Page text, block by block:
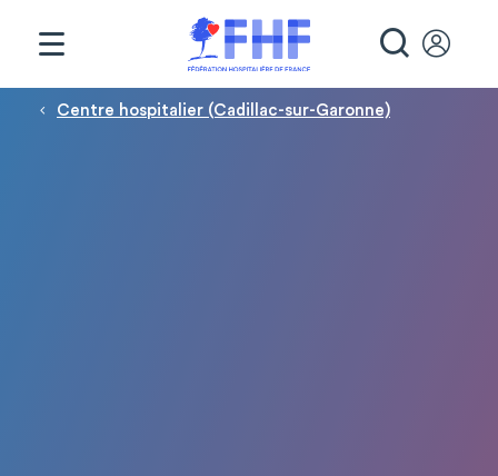
Fil d'Ariane
Centre hospitalier (Cadillac-sur-Garonne)
Panneau de gestion des cookies